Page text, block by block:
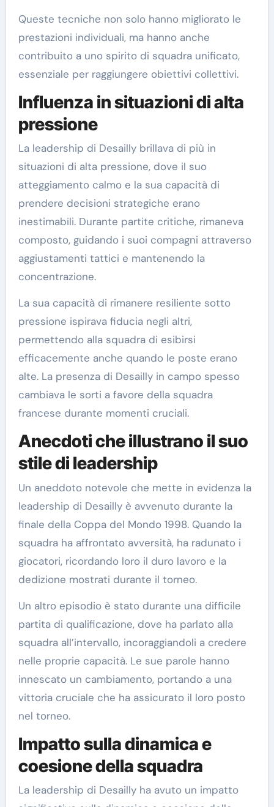
Queste tecniche non solo hanno migliorato le
prestazioni individuali, ma hanno anche
contribuito a uno spirito di squadra unificato,
essenziale per raggiungere obiettivi collettivi.
Influenza in situazioni di alta
pressione
La leadership di Desailly brillava di più in
situazioni di alta pressione, dove il suo
atteggiamento calmo e la sua capacità di
prendere decisioni strategiche erano
inestimabili. Durante partite critiche, rimaneva
composto, guidando i suoi compagni attraverso
aggiustamenti tattici e mantenendo la
concentrazione.
La sua capacità di rimanere resiliente sotto
pressione ispirava fiducia negli altri,
permettendo alla squadra di esibirsi
efficacemente anche quando le poste erano
alte. La presenza di Desailly in campo spesso
cambiava le sorti a favore della squadra
francese durante momenti cruciali.
Anecdoti che illustrano il suo
stile di leadership
Un aneddoto notevole che mette in evidenza la
leadership di Desailly è avvenuto durante la
finale della Coppa del Mondo 1998. Quando la
squadra ha affrontato avversità, ha radunato i
giocatori, ricordando loro il duro lavoro e la
dedizione mostrati durante il torneo.
Un altro episodio è stato durante una difficile
partita di qualificazione, dove ha parlato alla
squadra all’intervallo, incoraggiandoli a credere
nelle proprie capacità. Le sue parole hanno
innescato un cambiamento, portando a una
vittoria cruciale che ha assicurato il loro posto
nel torneo.
Impatto sulla dinamica e
coesione della squadra
La leadership di Desailly ha avuto un impatto